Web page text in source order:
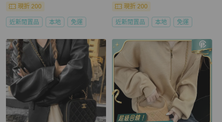
現折 200
近新閒置品 本地 免運
現折 200
近新閒置品 本地 免運